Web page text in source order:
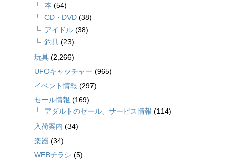
本 (54)
CD・DVD (38)
アイドル (38)
釣具 (23)
玩具 (2,266)
UFOキャッチャー (965)
イベント情報 (297)
セール情報 (169)
アダルトのセール、サービス情報 (114)
入荷案内 (34)
楽器 (34)
WEBチラシ (5)